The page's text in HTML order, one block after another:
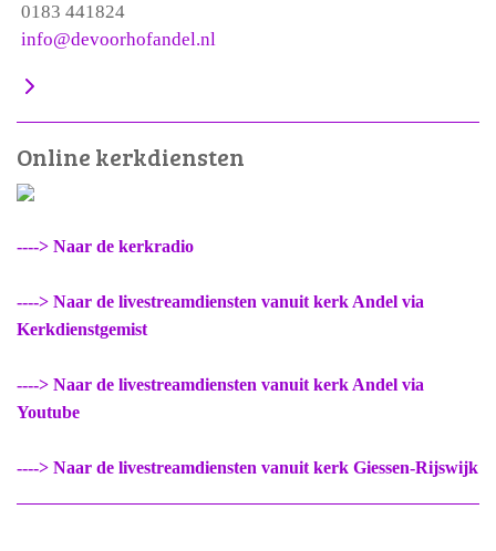
0183 441824
info@devoorhofandel.nl
Online kerkdiensten
----> Naar de kerkradio
----> Naar de livestreamdiensten vanuit kerk Andel via
Kerkdienstgemist
----> Naar de livestreamdiensten vanuit kerk Andel via
Youtube
----> Naar de livestreamdiensten vanuit kerk Giessen-Rijswijk